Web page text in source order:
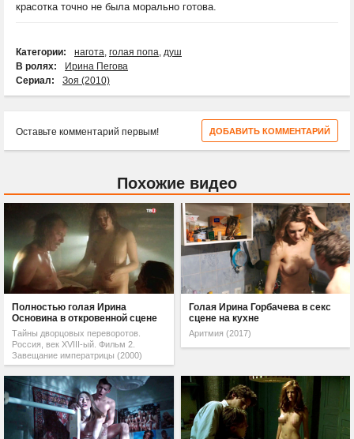
красотка точно не была морально готова.
Категории: нагота, голая попа, душ
В ролях:
Ирина Пегова
Сериал:
Зоя (2010)
ДОБАВИТЬ КОММЕНТАРИЙ
Оставьте комментарий первым!
Похожие видео
Полностью голая Ирина
Основина в откровенной сцене
Тайны дворцовых переворотов.
Россия, век XVIII-ый. Фильм 2.
Завещание императрицы (2000)
Голая Ирина Горбачева в секс
сцене на кухне
Аритмия (2017)